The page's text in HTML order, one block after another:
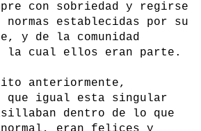
con sobriedad y regirse
establecidas por su
y de la comunidad
la cual ellos eran parte.
anteriormente,
que igual esta singular
dentro de lo que